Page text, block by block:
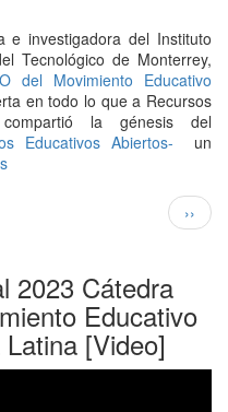
e investigadora del Instituto
Tecnológico de Monterrey,
del Movimiento Educativo
en todo lo que a Recursos
compartió la génesis del
Educativos Abiertos-
un
››
2023 Cátedra
Educativo
[Video]